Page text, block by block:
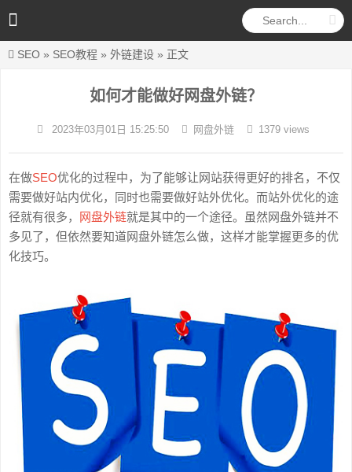
SEO » SEO教程 » 外链建设 » 正文
如何才能做好网盘外链？
2023年03月01日 15:25:50 网盘外链 1379 views
在做SEO优化的过程中，为了能够让网站获得更好的排名，不仅
需要做好站内优化，同时也需要做好站外优化。而站外优化的途
径就有很多，
网盘外链就是其中的一个途径。虽然网盘外链并不
多见了，但依然要知道网盘外链怎么做，这样才能掌握更多的优
化技巧。